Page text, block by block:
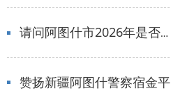
请问阿图什市2026年是否加大在旅游宣传
赞扬新疆阿图什警察宿金平